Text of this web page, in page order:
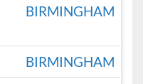
BIRMINGHAM
BIRMINGHAM